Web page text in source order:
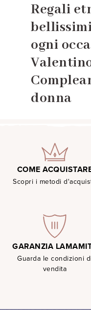
Regali
ogni
donna
COME
Scopri i metodi
GARANZIA
Guarda le condizioni
vendita